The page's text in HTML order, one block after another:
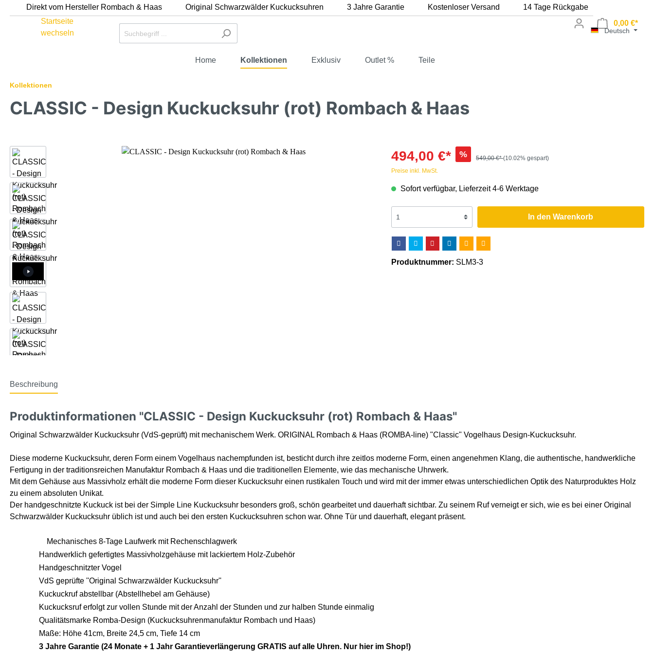
Direkt vom Hersteller Rombach & Haas Original Schwarzwälder Kuckucksuhren 3 Jahre Garantie Kostenloser Versand 14 Tage Rückgabe
Deutsch
0,00 €*
Home Kollektionen Exklusiv Outlet % Teile
Kollektionen
CLASSIC - Design Kuckucksuhr (rot) Rombach & Haas
494,00 €* % 549,00 €*(10.02% gespart)
Preise inkl. MwSt.
Sofort verfügbar, Lieferzeit 4-6 Werktage
In den Warenkorb
Produktnummer: SLM3-3
Beschreibung
Produktinformationen "CLASSIC - Design Kuckucksuhr (rot) Rombach & Haas"
Original Schwarzwälder Kuckucksuhr (VdS-geprüft) mit mechanischem Werk. ORIGINAL Rombach & Haas (ROMBA-line) "Classic" Vogelhaus Design-Kuckucksuhr.
Diese moderne Kuckucksuhr, deren Form einem Vogelhaus nachempfunden ist, besticht durch ihre zeitlos moderne Form, einen angenehmen Klang, die authentische, handwerkliche
Fertigung in der traditionsreichen Manufaktur Rombach & Haas und die traditionellen Elemente, wie das mechanische Uhrwerk.
Mit dem Gehäuse aus Massivholz erhält die moderne Form dieser Kuckucksuhr einen rustikalen Touch und wird mit der immer etwas unterschiedlichen Optik des Naturproduktes Holz
zu einem absoluten Unikat.
Der handgeschnitzte Kuckuck ist bei der Simple Line Kuckucksuhr besonders groß, schön gearbeitet und dauerhaft sichtbar. Zu seinem Ruf verneigt er sich, wie es bei einer Original
Schwarzwälder Kuckucksuhr üblich ist und auch bei den ersten Kuckucksuhren schon war. Ohne Tür und dauerhaft, elegant präsent.
Mechanisches 8-Tage Laufwerk mit Rechenschlagwerk
Handwerklich gefertigtes Massivholzgehäuse mit lackiertem Holz-Zubehör
Handgeschnitzter Vogel
VdS geprüfte ''Original Schwarzwälder Kuckucksuhr''
Kuckuckruf abstellbar (Abstellhebel am Gehäuse)
Kuckucksruf erfolgt zur vollen Stunde mit der Anzahl der Stunden und zur halben Stunde einmalig
Qualitätsmarke Romba-Design (Kuckucksuhrenmanufaktur Rombach und Haas)
Maße: Höhe 41cm, Breite 24,5 cm, Tiefe 14 cm
3 Jahre Garantie (24 Monate + 1 Jahr Garantieverlängerung GRATIS auf alle Uhren. Nur hier im Shop!)